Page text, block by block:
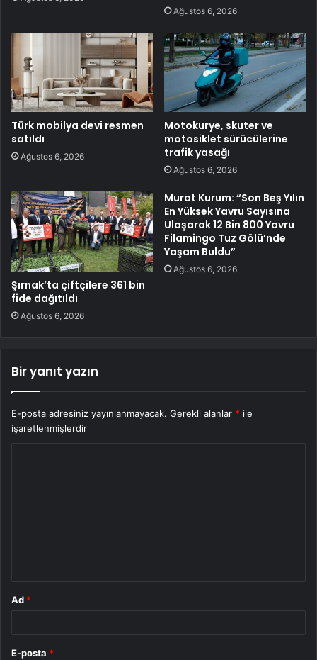
Ağustos 6, 2026
Türk mobilya devi resmen
satıldı
Ağustos 6, 2026
Motokurye, skuter ve
motosiklet sürücülerine
trafik yasağı
Ağustos 6, 2026
Şırnak’ta çiftçilere 361 bin
fide dağıtıldı
Ağustos 6, 2026
Murat Kurum: “Son Beş Yılın
En Yüksek Yavru Sayısına
Ulaşarak 12 Bin 800 Yavru
Filamingo Tuz Gölü’nde
Yaşam Buldu”
Ağustos 6, 2026
Bir yanıt yazın
E-posta adresiniz yayınlanmayacak. Gerekli alanlar * ile
işaretlenmişlerdir
Ad *
E-posta *